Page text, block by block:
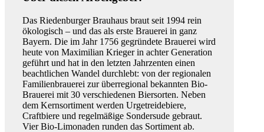
Das Riedenburger Brauhaus braut seit 1994 rein
ökologisch – und das als erste Brauerei in ganz
Bayern. Die im Jahr 1756 gegründete Brauerei wird
heute von Maximilian Krieger in achter Generation
geführt und hat in den letzten Jahrzenten einen
beachtlichen Wandel durchlebt: von der regionalen
Familienbrauerei zur überregional bekannten Bio-
Brauerei mit 30 verschiedenen Biersorten. Neben
dem Kernsortiment werden Urgetreidebiere,
Craftbiere und regelmäßige Sondersude gebraut.
Vier Bio-Limonaden runden das Sortiment ab.